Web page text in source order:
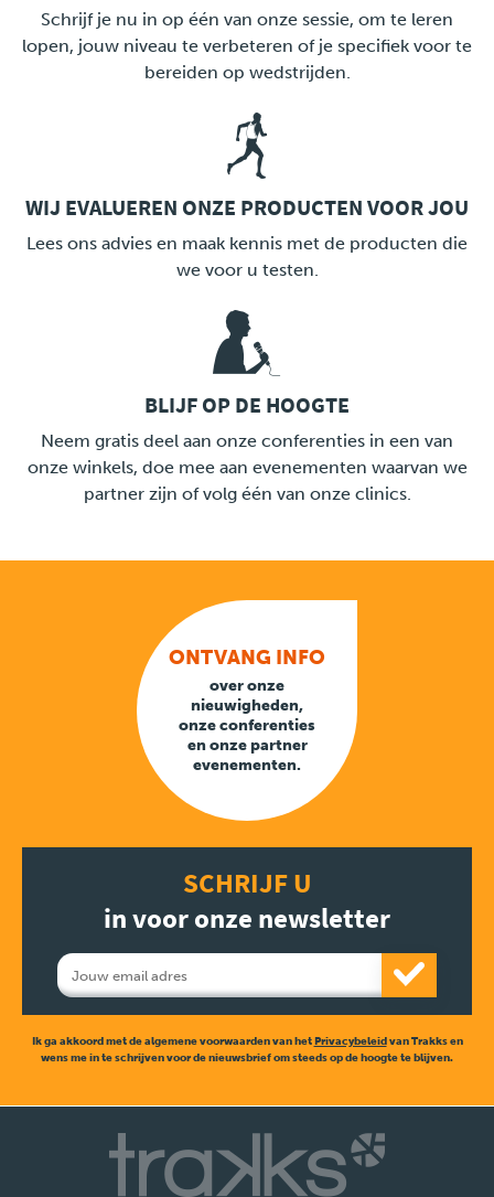
Schrijf je nu in op één van onze sessie, om te leren
lopen, jouw niveau te verbeteren of je specifiek voor te
bereiden op wedstrijden.
WIJ EVALUEREN ONZE PRODUCTEN VOOR JOU
Lees ons advies en maak kennis met de producten die
we voor u testen.
BLIJF OP DE HOOGTE
Neem gratis deel aan onze conferenties in een van
onze winkels, doe mee aan evenementen waarvan we
partner zijn of volg één van onze clinics.
ONTVANG INFO
over onze
nieuwigheden,
onze conferenties
en onze partner
evenementen.
SCHRIJF U
in voor onze newsletter
Ik ga akkoord met de algemene voorwaarden van hetPrivacybeleidvan Trakks en
wens me in te schrijven voor de nieuwsbrief om steeds op de hoogte te blijven.